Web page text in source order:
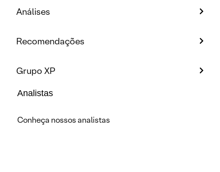
Análises
Recomendações
Grupo XP
Analistas
Conheça nossos analistas